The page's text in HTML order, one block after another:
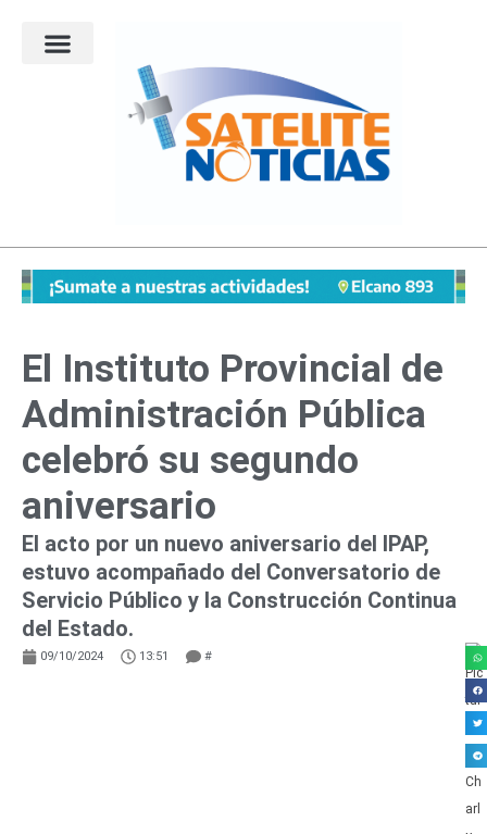
El Instituto Provincial de
Administración Pública
celebró su segundo
aniversario
El acto por un nuevo aniversario del IPAP,
estuvo acompañado del Conversatorio de
Servicio Público y la Construcción Continua
del Estado.
09/10/2024 13:51 #